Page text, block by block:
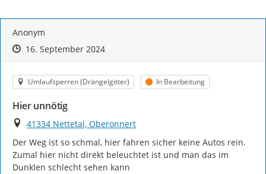
Anonym
Zeitpunkt des Erstellens
Zeitpunkt des Erstellens
16. September 2024Zur Äußerung
Kategorie
Umlaufsperren (Drängelgitter) Status
In Bearbeitung
Hier unnötig
Ort
41334 Nettetal, Oberonnert
Der Weg ist so schmal, hier fahren sicher keine Autos rein.
Zumal hier nicht direkt beleuchtet ist und man das im
Dunklen schlecht sehen kann